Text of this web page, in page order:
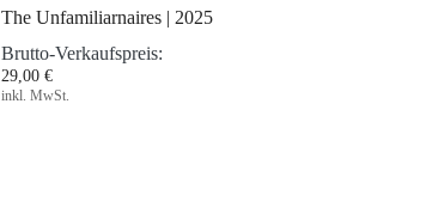
The Unfamiliarnaires | 2025
Brutto-Verkaufspreis:
29,00 €
inkl. MwSt.